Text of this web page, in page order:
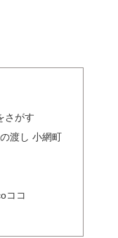
さがす
渡し 小網町
ココ